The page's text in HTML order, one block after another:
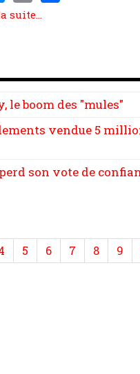
Copy
suite...
le boom des "mules"
vendue 5
son vote de
5 6 7 8 9